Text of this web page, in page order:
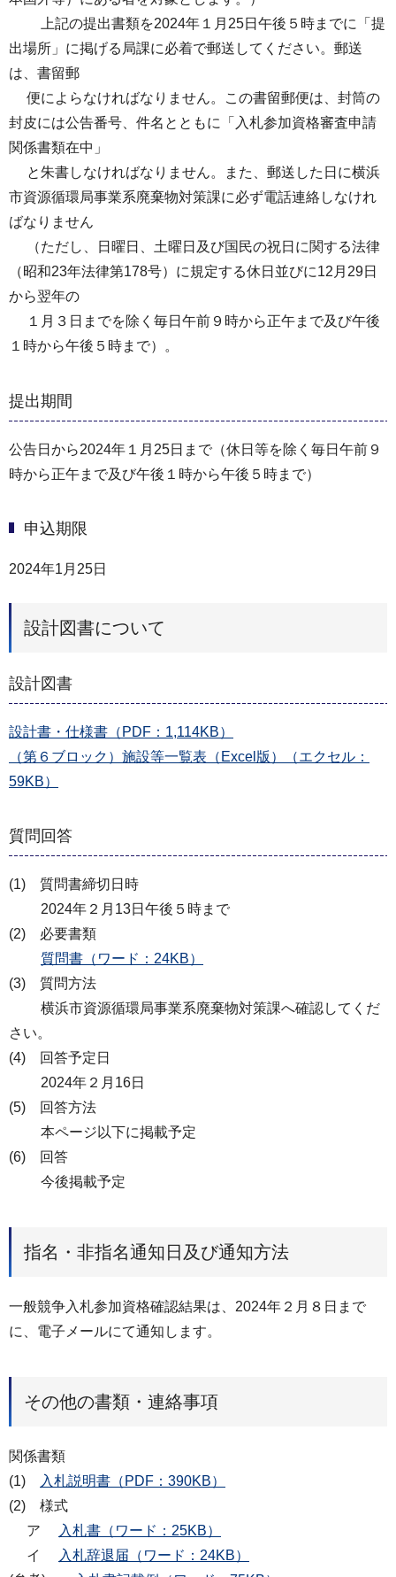
上記の提出書類を2024年１月25日午後５時までに「提
出場所」に掲げる局課に必着で郵送してください。郵送
は、書留郵
便によらなければなりません。この書留郵便は、封筒の
封皮には公告番号、件名とともに「入札参加資格審査申請
関係書類在中」
と朱書しなければなりません。また、郵送した日に横浜
市資源循環局事業系廃棄物対策課に必ず電話連絡しなけれ
ばなりません
（ただし、日曜日、土曜日及び国民の祝日に関する法律
（昭和23年法律第178号）に規定する休日並びに12月29日
から翌年の
１月３日までを除く毎日午前９時から正午まで及び午後
１時から午後５時まで）。
提出期間
公告日から2024年１月25日まで（休日等を除く毎日午前９
時から正午まで及び午後１時から午後５時まで）
申込期限
2024年1月25日
設計図書について
設計図書
設計書・仕様書（PDF：1,114KB）
（第６ブロック）施設等一覧表（Excel版）（エクセル：
59KB）
質問回答
(1) 質問書締切日時
2024年２月13日午後５時まで
(2) 必要書類
質問書（ワード：24KB）
(3) 質問方法
横浜市資源循環局事業系廃棄物対策課へ確認してくだ
さい。
(4) 回答予定日
2024年２月16日
(5) 回答方法
本ページ以下に掲載予定
(6) 回答
今後掲載予定
指名・非指名通知日及び通知方法
一般競争入札参加資格確認結果は、2024年２月８日まで
に、電子メールにて通知します。
その他の書類・連絡事項
関係書類
(1)
入札説明書（PDF：390KB）
(2) 様式
ア
入札書（ワード：25KB）
イ
入札辞退届（ワード：24KB）